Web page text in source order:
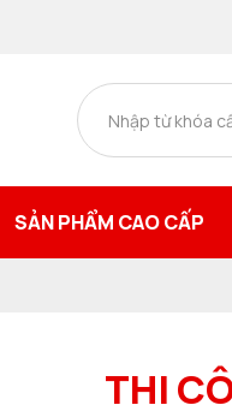
SẢN PHẨM CAO CẤP
THI